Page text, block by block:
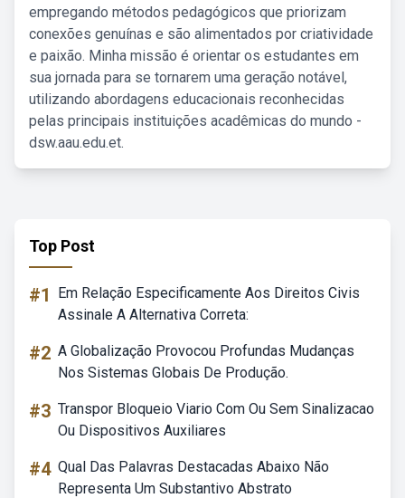
empregando métodos pedagógicos que priorizam
conexões genuínas e são alimentados por criatividade
e paixão. Minha missão é orientar os estudantes em
sua jornada para se tornarem uma geração notável,
utilizando abordagens educacionais reconhecidas
pelas principais instituições acadêmicas do mundo -
dsw.aau.edu.et.
Top Post
#1
Em Relação Especificamente Aos Direitos Civis
Assinale A Alternativa Correta:
#2 A Globalização Provocou Profundas Mudanças
Nos Sistemas Globais De Produção.
#3 Transpor Bloqueio Viario Com Ou Sem Sinalizacao
Ou Dispositivos Auxiliares
#4 Qual Das Palavras Destacadas Abaixo Não
Representa Um Substantivo Abstrato